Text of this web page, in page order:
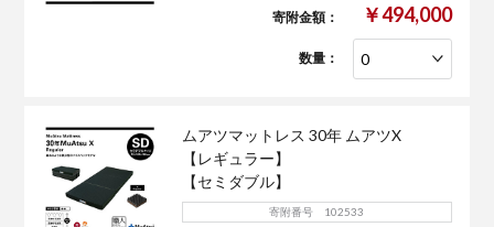
寄附金額： ￥494,000
数量：
ムアツマットレス 30年 ムアツX
【レギュラー】
【セミダブル】
寄附番号 102533